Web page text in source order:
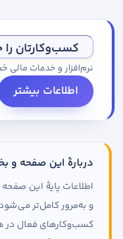
کسب‌وکارتان
نرم‌افزار و خدمات
اطلاعات بیشتر
دربارهٔ این صفحه
اطلاعات پایهٔ این
و به‌مرور کامل‌تر
کسب‌وکارهای فعال در